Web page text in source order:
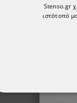
Stenso.gr
ιστότοπό
ΑΠΟΛΎΤΩΣ